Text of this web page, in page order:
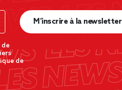
de
de
M’inscrire à la newsletter